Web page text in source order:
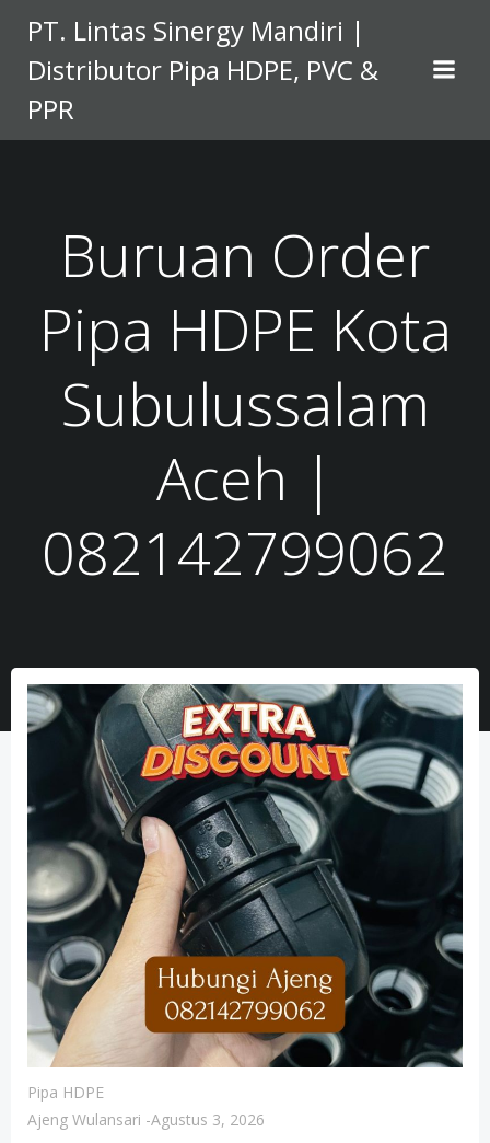
to
content
PT. Lintas Sinergy Mandiri |
Distributor Pipa HDPE, PVC &
PPR
Buruan Order
Pipa HDPE Kota
Subulussalam
Aceh |
082142799062
Pipa HDPE
Ajeng Wulansari -Agustus 3, 2026